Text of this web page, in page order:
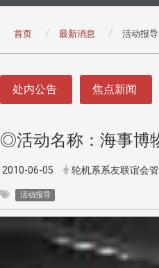
首页 最新消息 活动报导
处内公告 焦点新闻
◎活动名称：海事博
2010-06-05 轮机系系友联谊会
活动报导